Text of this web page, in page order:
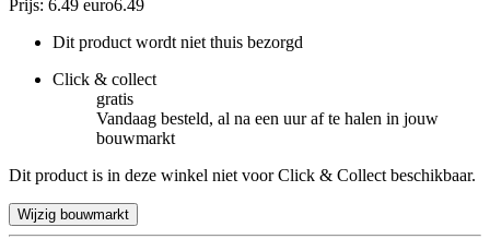
Prijs: 6.49 euro6.49
Dit product wordt niet thuis bezorgd
Click & collect
gratis
Vandaag besteld, al na een uur af te halen in jouw
bouwmarkt
Dit product is in deze winkel niet voor Click & Collect beschikbaar.
Wijzig bouwmarkt